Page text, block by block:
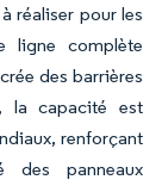
réaliser pour les
ligne complète
des barrières
la capacité est
renforçant
des panneaux